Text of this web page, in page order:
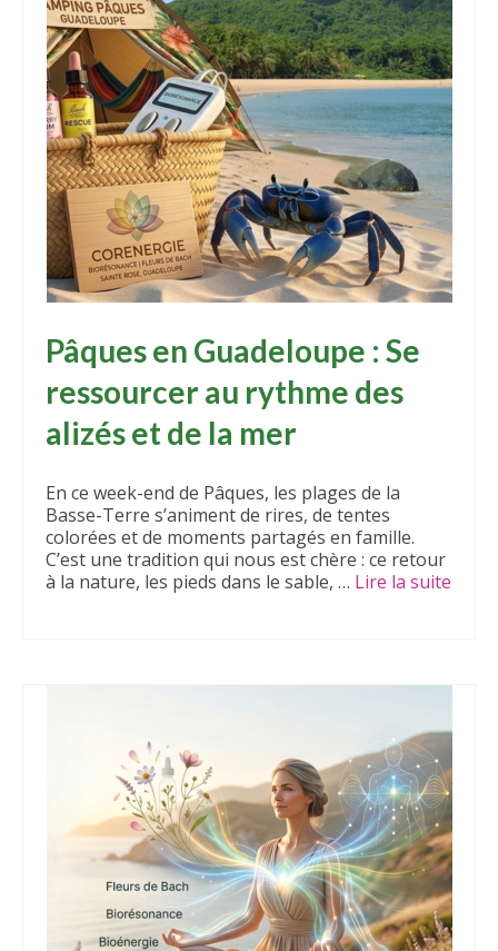
Pâques en Guadeloupe : Se
ressourcer au rythme des
alizés et de la mer
En ce week-end de Pâques, les plages de la
Basse-Terre s’animent de rires, de tentes
colorées et de moments partagés en famille.
C’est une tradition qui nous est chère : ce retour
à la nature, les pieds dans le sable, … Lire la suite­­